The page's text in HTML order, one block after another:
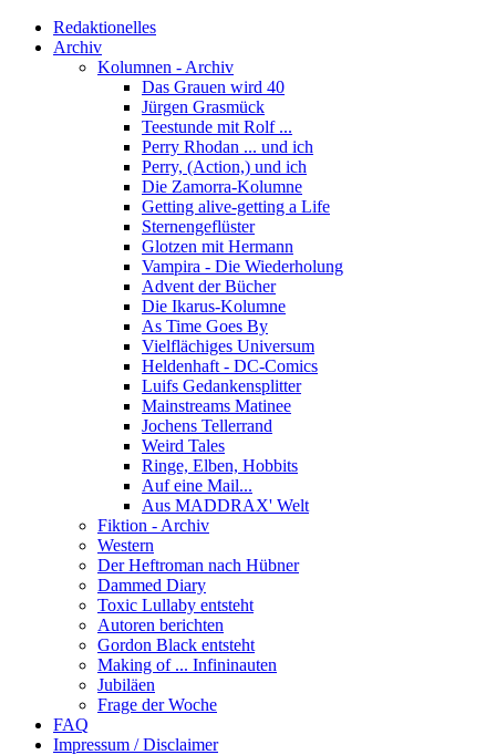
Redaktionelles
Archiv
Kolumnen - Archiv
Das Grauen wird 40
Jürgen Grasmück
Teestunde mit Rolf ...
Perry Rhodan ... und ich
Perry, (Action,) und ich
Die Zamorra-Kolumne
Getting alive-getting a Life
Sternengeflüster
Glotzen mit Hermann
Vampira - Die Wiederholung
Advent der Bücher
Die Ikarus-Kolumne
As Time Goes By
Vielflächiges Universum
Heldenhaft - DC-Comics
Luifs Gedankensplitter
Mainstreams Matinee
Jochens Tellerrand
Weird Tales
Ringe, Elben, Hobbits
Auf eine Mail...
Aus MADDRAX' Welt
Fiktion - Archiv
Western
Der Heftroman nach Hübner
Dammed Diary
Toxic Lullaby entsteht
Autoren berichten
Gordon Black entsteht
Making of ... Infininauten
Jubiläen
Frage der Woche
FAQ
Impressum / Disclaimer